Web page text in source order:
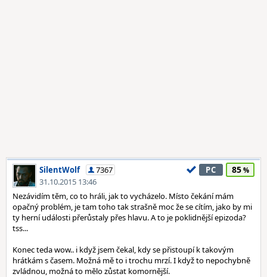
SilentWolf
7367
31.10.2015 13:46
PC 85
Nezávidím těm, co to hráli, jak to vycházelo. Místo čekání mám
opačný problém, je tam toho tak strašně moc že se cítím, jako by mi
ty herní události přerůstaly přes hlavu. A to je poklidnější epizoda?
tss...
Konec teda wow.. i když jsem čekal, kdy se přistoupí k takovým
hrátkám s časem. Možná mě to i trochu mrzí. I když to nepochybně
zvládnou, možná to mělo zůstat komornější.